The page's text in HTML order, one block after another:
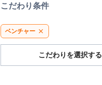
こだわり条件
ベンチャー close
こだわりを選択する